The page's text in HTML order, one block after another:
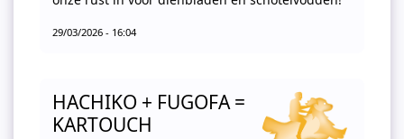
29/03/2026 - 16:04
HACHIKO + FUGOFA =
KARTOUCH